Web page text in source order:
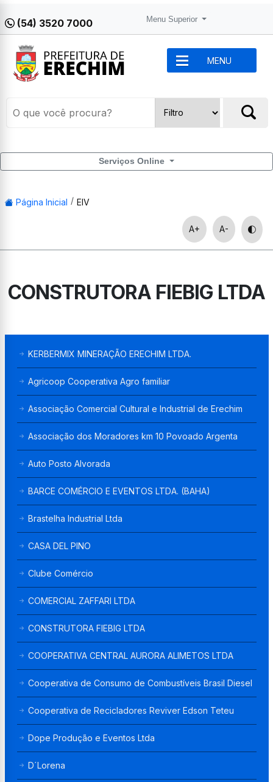
(54) 3520 7000 Menu Superior
MENU
Serviços Online
Página Inicial EIV
A+ A-
CONSTRUTORA FIEBIG LTDA
KERBERMIX MINERAÇÃO ERECHIM LTDA.
Agricoop Cooperativa Agro familiar
Associação Comercial Cultural e Industrial de Erechim
Associação dos Moradores km 10 Povoado Argenta
Auto Posto Alvorada
BARCE COMÉRCIO E EVENTOS LTDA. (BAHA)
Brastelha Industrial Ltda
CASA DEL PINO
Clube Comércio
COMERCIAL ZAFFARI LTDA
CONSTRUTORA FIEBIG LTDA
COOPERATIVA CENTRAL AURORA ALIMETOS LTDA
Cooperativa de Consumo de Combustíveis Brasil Diesel
Cooperativa de Recicladores Reviver Edson Teteu
Dope Produção e Eventos Ltda
D´Lorena